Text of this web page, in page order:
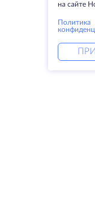
на сайте
Политика